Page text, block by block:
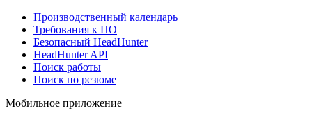
Производственный календарь
Требования к ПО
Безопасный HeadHunter
HeadHunter API
Поиск работы
Поиск по резюме
Мобильное приложение